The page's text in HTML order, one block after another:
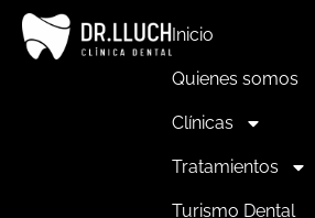
Inicio
Quienes somos
Clínicas
Tratamientos
Turismo Dental